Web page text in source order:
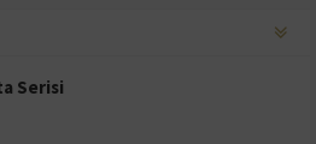
Serisi